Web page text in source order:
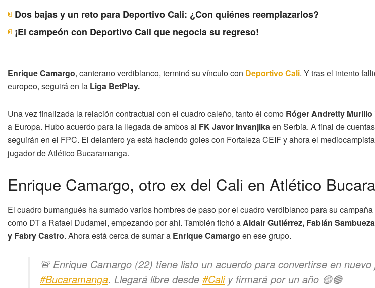
Dos bajas y un reto para Deportivo Cali: ¿Con quiénes reemplazarlos?
¡El campeón con Deportivo Cali que negocia su regreso!
Enrique Camargo, canterano verdiblanco, terminó su vínculo con Deportivo Cali. Y tras el intento
europeo, seguirá en la Liga BetPlay.
Una vez finalizada la relación contractual con el cuadro caleño, tanto él como Róger Andretty Murillo
a Europa. Hubo acuerdo para la llegada de ambos al FK Javor Invanjikaen Serbia. A final de
seguirán en el FPC. El delantero ya está haciendo goles con Fortaleza CEIF y ahora el
jugador de Atlético Bucaramanga.
Enrique Camargo, otro ex del Cali en Atlético
El cuadro bumangués ha sumado varios hombres de paso por el cuadro verdiblanco para su
como DT a Rafael Dudamel, empezando por ahí. También fichó aAldair Gutiérrez, Fabián
y Fabry Castro. Ahora está cerca de sumar a Enrique Camargo en ese grupo.
🚨 Enrique Camargo (22) tiene listo un acuerdo para convertirse en
#Bucaramanga. Llegará libre desde #Caliy firmará por un año 🟡🟢